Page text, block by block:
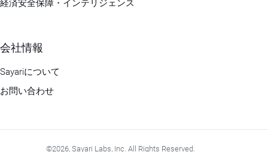
経済安全保障・インテリジェンス
会社情報
Sayariについて
お問い合わせ
©2026, Sayari Labs, Inc. All Rights Reserved.